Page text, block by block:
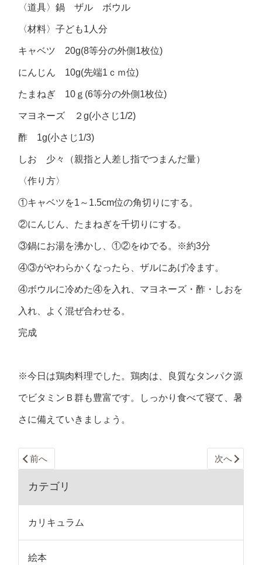
〈道具〉鍋 ザル ボウル
〈材料〉子ども1人分
キャベツ 20g(8等分の外側1枚位)
にんじん 10g(先端1ｃｍ位)
たまねぎ 10ｇ(6等分の外側1枚位)
マヨネーズ ２g(小さじ1/2)
酢 1g(小さじ1/3)
しお 少々（親指と人差し指でつまんだ量）
〈作り方〉
①キャベツを1～1.5cm位の角切りにする。
②にんじん、たまねぎを千切りにする。
③鍋にお湯を沸かし、①②をゆでる。※約3分
④③がやわらかくなったら、ザルにあげ冷ます。
④ボウルに冷めた④を入れ、マヨネーズ・酢・しおを
入れ、よく混ぜ合わせる。
完成
※今日は鶏肉料理でした。鶏肉は、良質なタンパク源
でビタミンＢ群も豊富です。しっかり食べて寝て、暑
さに備えていきましょう。
前へ 次へ
カテゴリ
カリキュラム
絵本